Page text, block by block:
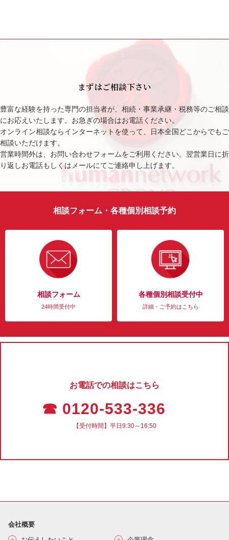
まずはご相談下さい
豊富な経験を持った専門の担当者が、相続・事業承継・税務等のご相談
にお応えいたします。お急ぎの場合はお電話ください。
オンライン相談ならインターネットを使って、日本全国どこからでもご
相談いただけます。
営業時間外は、お問い合わせフォームをご利用ください。翌営業日に折
り返しお電話もしくはメールにてご連絡申し上げます。
相談フォーム・各種個別相談予約
相談フォーム
24時間受付中
各種個別相談受付中
詳細・ご予約はこちら
お電話での相談はこちら
☎ 0120-533-336
【受付時間】平日9:30～16:50
会社概要